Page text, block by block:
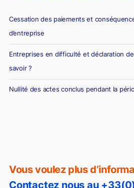
Vous voulez plus
Contactez nous au
Cessation des paiements et
d’entreprise
Entreprises en difficulté et déclaration
savoir ?
Nullité des actes conclus pendant la